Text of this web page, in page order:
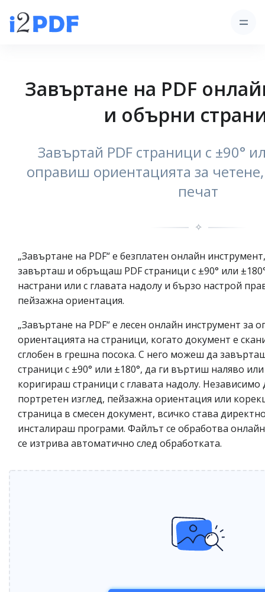
Завъртане на PDF
и обърни
Завъртай PDF страници с ±90°
оправиш ориентацията за
печат
✧
„Завъртане на PDF“ е безплатен онлайн
завърташ и обръщаш PDF страници с ±90° или
настрани или с главата надолу и бързо настрой
пейзажна ориентация.
„Завъртане на PDF“ е лесен онлайн инструмент за
ориентацията на страници, когато документ е
сглобен в грешна посока. С него можеш да
страници с ±90° или ±180°, да ги въртиш наляво
коригираш страници с главата надолу. Независимо
портретен изглед, пейзажна ориентация или
страница в смесен документ, всичко става
инсталираш програми. Файлът се обработва онлайн
се изтрива автоматично след обработката.